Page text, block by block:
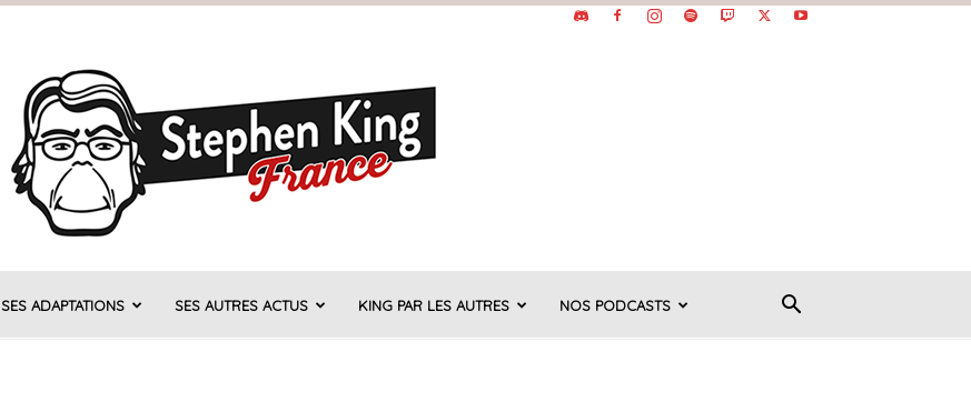
Stephen
SES ADAPTATIONS SES AUTRES ACTUS KING PAR LES AUTRES NOS PODCASTS